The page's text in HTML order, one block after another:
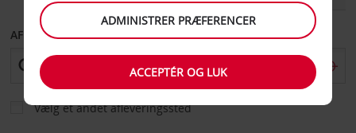
AFHENT FRA
Vælg et andet afleveringssted
ADMINISTRER PRÆFERENCER
ACCEPTÉR OG LUK